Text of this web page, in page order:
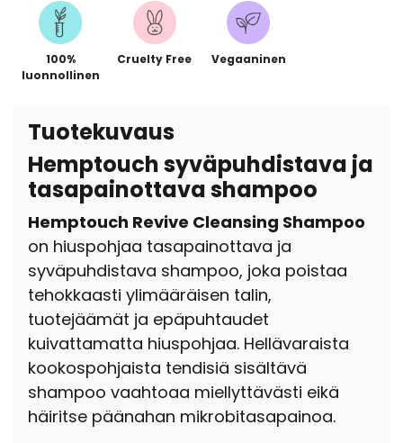
100%
luonnollinen
Cruelty Free Vegaaninen
Tuotekuvaus
Hemptouch syväpuhdistava ja
tasapainottava shampoo
Hemptouch Revive Cleansing Shampoo
on hiuspohjaa tasapainottava ja
syväpuhdistava shampoo, joka poistaa
tehokkaasti ylimääräisen talin,
tuotejäämät ja epäpuhtaudet
kuivattamatta hiuspohjaa. Hellävaraista
kookospohjaista tendisiä sisältävä
shampoo vaahtoaa miellyttävästi eikä
häiritse päänahan mikrobitasapainoa.